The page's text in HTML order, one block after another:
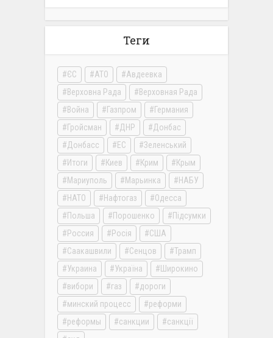
Теги
ЄС АТО
Авдеевка
Верховна Рада
Верховная Рада
Война
Газпром
Германия
Гройсман
ДНР
Донбас
Донбасс
ЕС
Зеленський
Итоги
Киев Крим
Крым
Мариуполь
Марьинка
НАБУ
НАТО
Нафтогаз
Одесса
Польша
Порошенко
Підсумки
Россия
Росія
США
Саакашвили
Сенцов
Трамп
Украина
Україна
Широкино
вибори
газ
дороги
минский процесс
реформи
реформы
санкции
санкції